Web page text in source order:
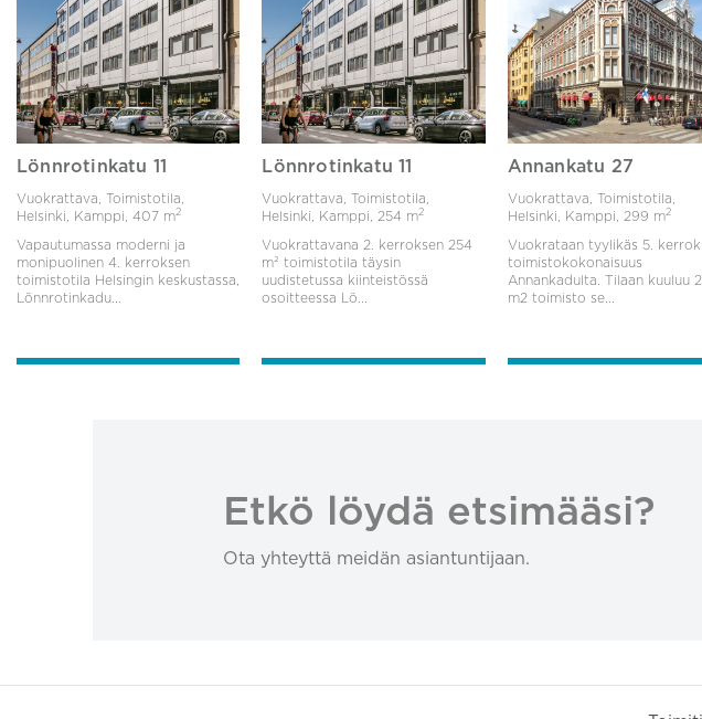
Lönnrotinkatu 11
Vuokrattava, Toimistotila,
Helsinki, Kamppi, 407 m2
Vapautumassa moderni ja
monipuolinen 4. kerroksen
toimistotila Helsingin keskustassa,
Lönnrotinkadu...
Lönnrotinkatu 11
Vuokrattava, Toimistotila,
Helsinki, Kamppi, 254 m2
Vuokrattavana 2. kerroksen 254
m² toimistotila täysin
uudistetussa kiinteistössä
osoitteessa Lö...
Annankatu 27
Vuokrattava, Toimistotila,
Helsinki, Kamppi,
299 m2
Vuokrataan tyylikäs 5.
toimistokokonaisuus
Annankadulta. Tilaan kuuluu
m2 toimisto se...
Etkö löydä etsimääsi?
Ota yhteyttä meidän asiantuntijaan.